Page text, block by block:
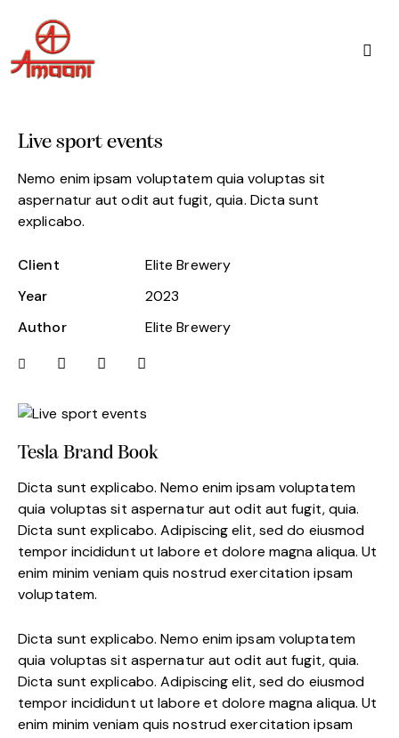
Live sport events
Nemo enim ipsam voluptatem quia voluptas sit
aspernatur aut odit aut fugit, quia. Dicta sunt
explicabo.
Client
Elite Brewery
Year
2023
Author
Elite Brewery
Tesla Brand Book
Dicta sunt explicabo. Nemo enim ipsam voluptatem
quia voluptas sit aspernatur aut odit aut fugit, quia.
Dicta sunt explicabo. Adipiscing elit, sed do eiusmod
tempor incididunt ut labore et dolore magna aliqua. Ut
enim minim veniam quis nostrud exercitation ipsam
voluptatem.
Dicta sunt explicabo. Nemo enim ipsam voluptatem
quia voluptas sit aspernatur aut odit aut fugit, quia.
Dicta sunt explicabo. Adipiscing elit, sed do eiusmod
tempor incididunt ut labore et dolore magna aliqua. Ut
enim minim veniam quis nostrud exercitation ipsam